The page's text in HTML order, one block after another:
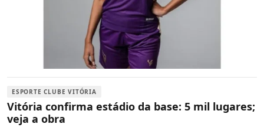
ESPORTE CLUBE VITÓRIA
Vitória confirma estádio da base: 5 mil lugares;
veja a obra